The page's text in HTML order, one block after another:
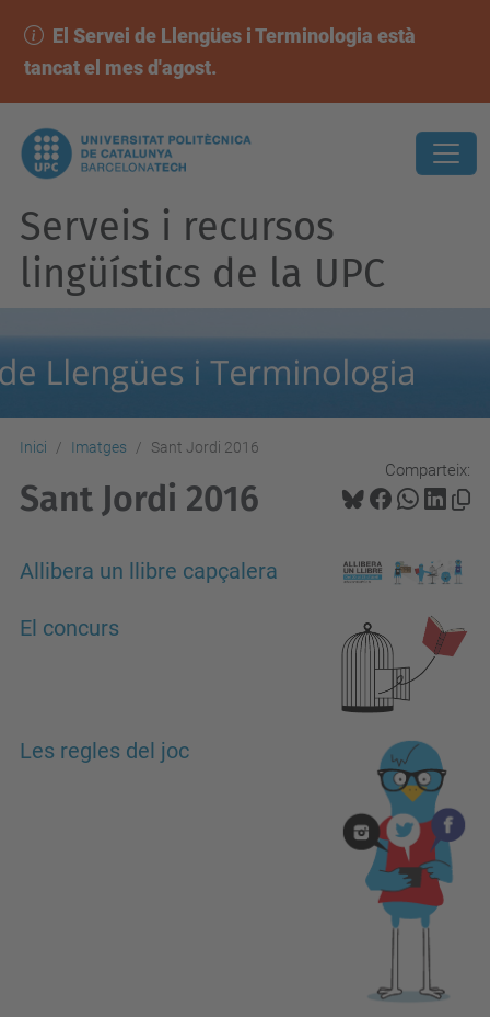
El Servei de Llengües i Terminologia està
tancat el mes d'agost.
Serveis i recursos
lingüístics de la UPC
Inici Imatges Sant Jordi 2016
Comparteix:
Sant Jordi 2016
Allibera un llibre capçalera
El concurs
Les regles del joc